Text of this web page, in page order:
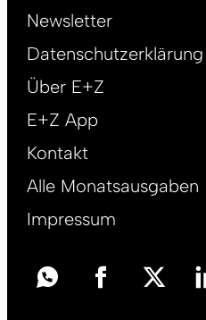
DE
Newsletter
Datenschutzerklärung
Über E+Z
E+Z App
Kontakt
Alle Monatsausgaben
Impressum